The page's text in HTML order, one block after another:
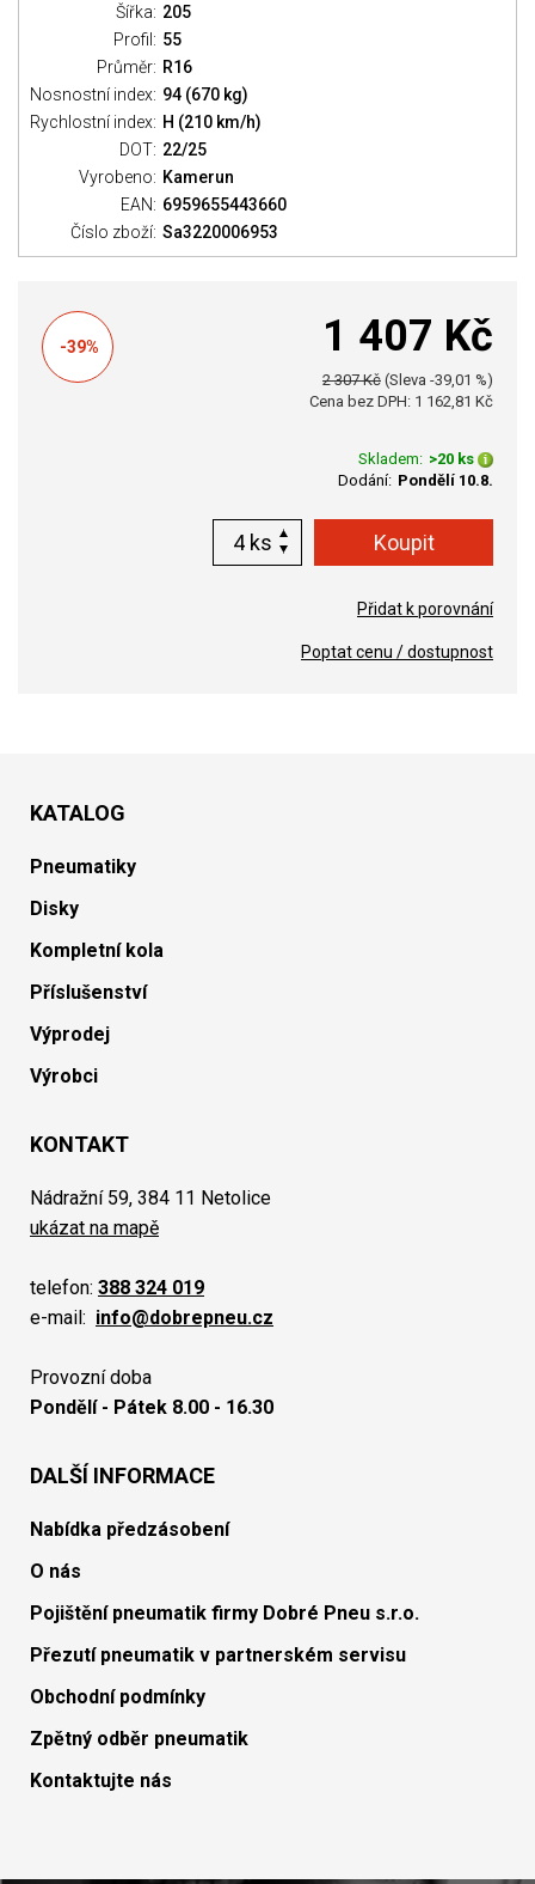
Šířka: 205
Profil: 55
Průměr: R16
Nosnostní index: 94 (670 kg)
Rychlostní index: H (210 km/h)
DOT: 22/25
Vyrobeno: Kamerun
EAN: 6959655443660
Číslo zboží: Sa3220006953
-39% 1 407 Kč
2 307 Kč (Sleva -39,01 %)
Cena bez DPH: 1 162,81 Kč
Skladem: >20 ks
Dodání: Pondělí 10.8.
ks
Přidat k porovnání
Poptat cenu / dostupnost
KATALOG
Pneumatiky
Disky
Kompletní kola
Příslušenství
Výprodej
Výrobci
KONTAKT
Nádražní 59, 384 11 Netolice
ukázat na mapě
telefon: 388 324 019
e-mail: info@dobrepneu.cz
Provozní doba
Pondělí - Pátek 8.00 - 16.30
DALŠÍ INFORMACE
Nabídka předzásobení
O nás
Pojištění pneumatik firmy Dobré Pneu s.r.o.
Přezutí pneumatik v partnerském servisu
Obchodní podmínky
Zpětný odběr pneumatik
Kontaktujte nás